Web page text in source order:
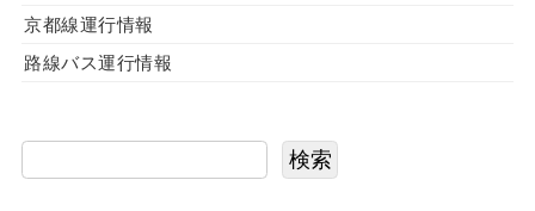
京都線運行情報
路線バス運行情報
検索